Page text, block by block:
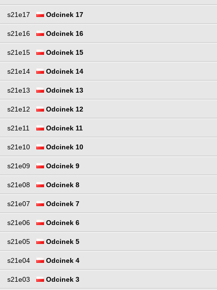
s21e17 Odcinek 17
s21e16 Odcinek 16
s21e15 Odcinek 15
s21e14 Odcinek 14
s21e13 Odcinek 13
s21e12 Odcinek 12
s21e11 Odcinek 11
s21e10 Odcinek 10
s21e09 Odcinek 9
s21e08 Odcinek 8
s21e07 Odcinek 7
s21e06 Odcinek 6
s21e05 Odcinek 5
s21e04 Odcinek 4
s21e03 Odcinek 3